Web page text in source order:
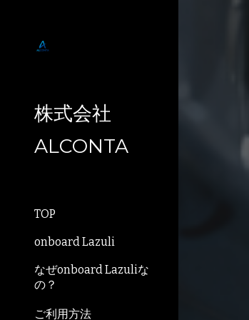
株式会社
ALCONTA
TOP
onboard Lazuli
なぜonboard Lazuliな
の？
ご利用方法